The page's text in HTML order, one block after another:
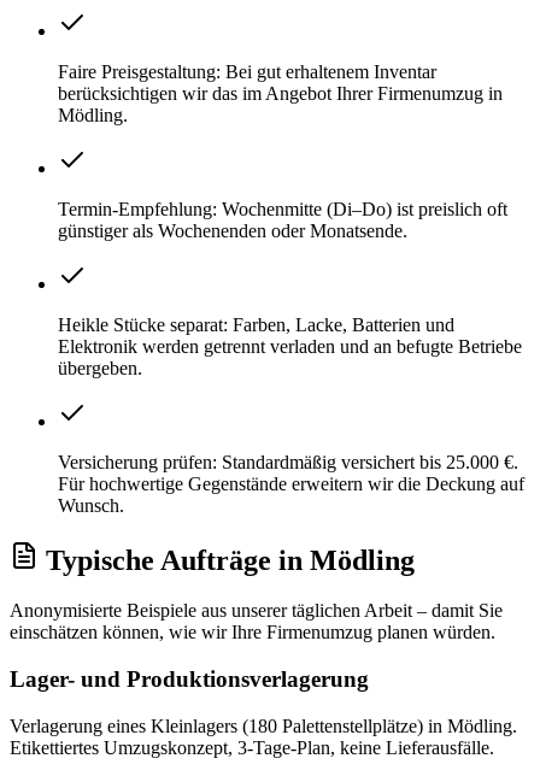
Faire Preisgestaltung: Bei gut erhaltenem Inventar
berücksichtigen wir das im Angebot Ihrer Firmenumzug in
Mödling.
Termin-Empfehlung: Wochenmitte (Di–Do) ist preislich oft
günstiger als Wochenenden oder Monatsende.
Heikle Stücke separat: Farben, Lacke, Batterien und
Elektronik werden getrennt verladen und an befugte Betriebe
übergeben.
Versicherung prüfen: Standardmäßig versichert bis 25.000 €.
Für hochwertige Gegenstände erweitern wir die Deckung auf
Wunsch.
Typische Aufträge in Mödling
Anonymisierte Beispiele aus unserer täglichen Arbeit – damit Sie
einschätzen können, wie wir Ihre Firmenumzug planen würden.
Lager- und Produktionsverlagerung
Verlagerung eines Kleinlagers (180 Palettenstellplätze) in Mödling.
Etikettiertes Umzugskonzept, 3-Tage-Plan, keine Lieferausfälle.